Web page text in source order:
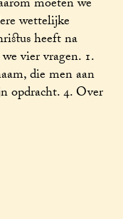
moeten we
wettelijke
heeft na
vier vragen. 1.
die men aan
opdracht. 4. Over